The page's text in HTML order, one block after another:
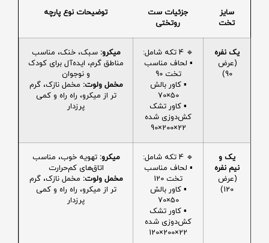
سایز
تخت
جزئیات ست
روتختی
توضیحات نوع پارچه
یک نفره
(عرض
90)
🔹 4 تکه شامل:
▪️ لحاف مناسب
تخت 90
▪️ کاور بالش
50×70
▪️ کاور تشک
کش‌دوزی شده
22×200×90
میکرو: سبک، خنک، مناسب
مناطق گرم، ایده‌آل برای کودک
و نوجوان
مخمل ولوت: مخمل نازک، گرم
تر از میکرو، راه راه و کمی
پرزدار
یک و
نیم نفره
(عرض
120)
🔹 4 تکه شامل:
▪️ لحاف مناسب
تخت 120
▪️ کاور بالش
50×70
▪️ کاور تشک
کش‌دوزی شده
22×200×120
میکرو: تهویه خوب، مناسب
اتاق‌های کم‌حرارت
مخمل ولوت: مخمل نازک، گرم
تر از میکرو، راه راه و کمی
پرزدار